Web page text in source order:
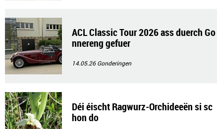
ACL Classic Tour 2026 ass duerch Go
nnereng gefuer
14.05.26Gonderingen
Déi éischt Ragwurz-Orchideeën si sc
hon do